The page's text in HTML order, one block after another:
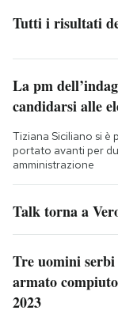
Tutti i risultati
La pm
candidarsi alle
Tiziana Siciliano si è
portato avanti per
amministrazione
Talk torna a
Tre uomini serbi
armato
2023